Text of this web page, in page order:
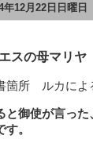
年12月22日日曜日
スの母マリヤ
箇所 ルカによ
と御使が言っ
です